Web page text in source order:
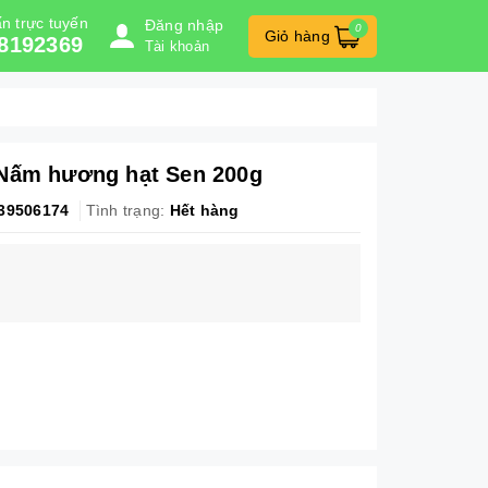
trực tuyến Đăng nhập
Tài khoản
Giỏ hàng 0
hương hạt Sen 200g
Tình trạng: Hết hàng